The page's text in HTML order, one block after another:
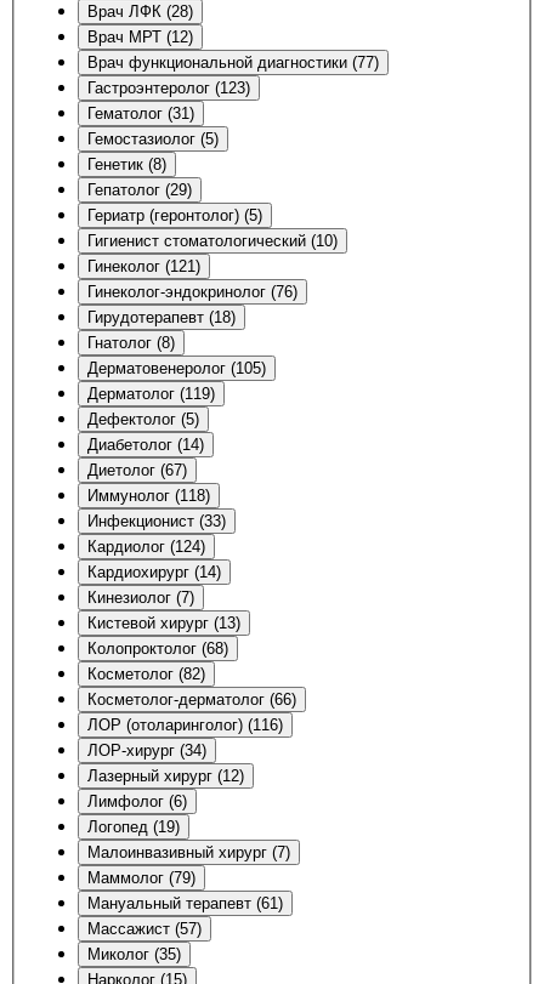
Врач ЛФК (28)
Врач МРТ (12)
Врач функциональной диагностики (77)
Гастроэнтеролог (123)
Гематолог (31)
Гемостазиолог (5)
Генетик (8)
Гепатолог (29)
Гериатр (геронтолог) (5)
Гигиенист стоматологический (10)
Гинеколог (121)
Гинеколог-эндокринолог (76)
Гирудотерапевт (18)
Гнатолог (8)
Дерматовенеролог (105)
Дерматолог (119)
Дефектолог (5)
Диабетолог (14)
Диетолог (67)
Иммунолог (118)
Инфекционист (33)
Кардиолог (124)
Кардиохирург (14)
Кинезиолог (7)
Кистевой хирург (13)
Колопроктолог (68)
Косметолог (82)
Косметолог-дерматолог (66)
ЛОР (отоларинголог) (116)
ЛОР-хирург (34)
Лазерный хирург (12)
Лимфолог (6)
Логопед (19)
Малоинвазивный хирург (7)
Маммолог (79)
Мануальный терапевт (61)
Массажист (57)
Миколог (35)
Нарколог (15)